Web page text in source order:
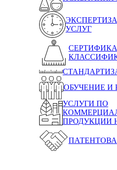
УСЛУГ
ОБУЧЕНИЕ И
УСЛУГИ ПО
ПРОДУКЦИИ